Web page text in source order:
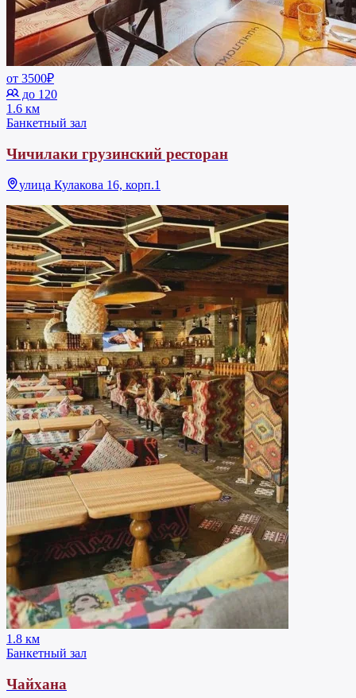
от 3500₽
до 120
1.6 км
Банкетный зал
Чичилаки грузинский ресторан
улица Кулакова 16, корп.1
1.8 км
Банкетный зал
Чайхана